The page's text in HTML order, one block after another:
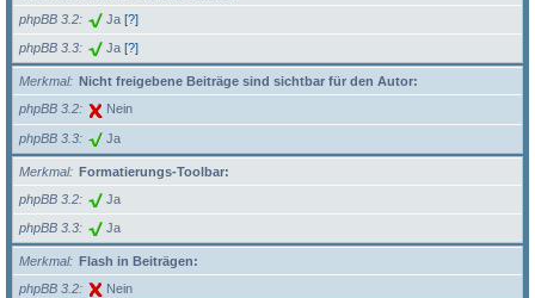
phpBB 3.2
Ja [?]
phpBB 3.3 Ja [?]
Merkmal
Nicht freigebene Beiträge sind sichtbar für den Autor:
phpBB 3.2
Nein
phpBB 3.3 Ja
Merkmal
Formatierungs-Toolbar:
phpBB 3.2
Ja
phpBB 3.3 Ja
Merkmal
Flash in Beiträgen:
phpBB 3.2
Nein